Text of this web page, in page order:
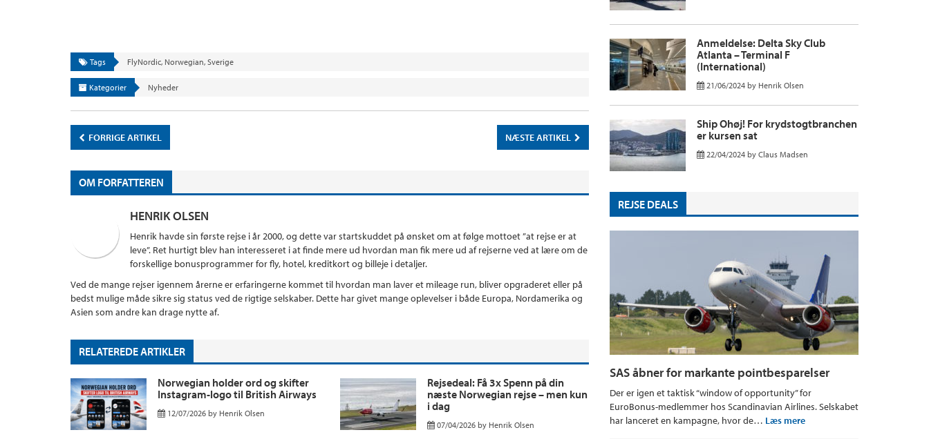
Tags FlyNordic, Norwegian, Sverige
Kategorier Nyheder
FORRIGE ARTIKEL NÆSTE ARTIKEL
OM FORFATTEREN
HENRIK OLSEN
Henrik havde sin første rejse i år 2000, og dette var startskuddet på ønsket om at følge mottoet ”at rejse er at
leve”. Ret hurtigt blev han interesseret i at finde mere ud hvordan man fik mere ud af rejserne ved at lære om de
forskellige bonusprogrammer for fly, hotel, kreditkort og billeje i detaljer.
Ved de mange rejser igennem årerne er erfaringerne kommet til hvordan man laver et mileage run, bliver opgraderet eller på
bedst mulige måde sikre sig status ved de rigtige selskaber. Dette har givet mange oplevelser i både Europa, Nordamerika og
Asien som andre kan drage nytte af.
RELATEREDE ARTIKLER
Norwegian holder ord og skifter
Instagram-logo til British Airways
12/07/2026 by Henrik Olsen
Rejsedeal: Få 3x Spenn på din
næste Norwegian rejse – men kun
i dag
07/04/2026 by Henrik Olsen
Anmeldelse: Delta Sky Club
Atlanta – Terminal F
(International)
21/06/2024 by Henrik Olsen
Ship Ohøj! For krydstogtbranchen
er kursen sat
22/04/2024 by Claus Madsen
REJSE DEALS
SAS åbner for markante pointbesparelser
Der er igen et taktisk “window of opportunity” for
EuroBonus-medlemmer hos Scandinavian Airlines. Selskabet
har lanceret en kampagne, hvor de… Læs mere